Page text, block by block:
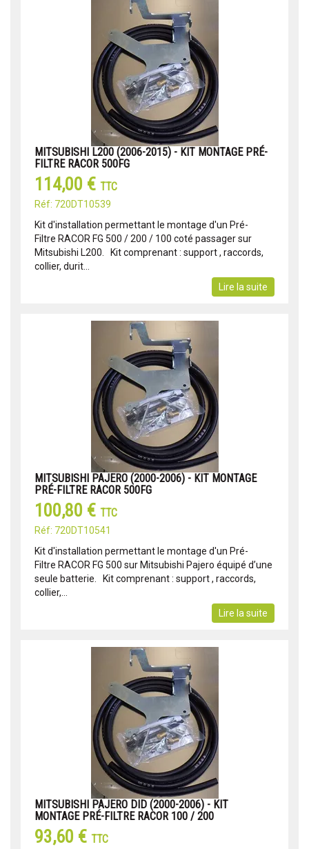
MITSUBISHI L200 (2006-2015) - KIT MONTAGE PRÉ-
FILTRE RACOR 500FG
114,00 € TTC
Réf: 720DT10539
Kit d'installation permettant le montage d'un Pré-
Filtre RACOR FG 500 / 200 / 100 coté passager sur
Mitsubishi L200. Kit comprenant : support , raccords,
collier, durit...
Lire la suite
MITSUBISHI PAJERO (2000-2006) - KIT MONTAGE
PRÉ-FILTRE RACOR 500FG
100,80 € TTC
Réf: 720DT10541
Kit d'installation permettant le montage d'un Pré-
Filtre RACOR FG 500 sur Mitsubishi Pajero équipé d’une
seule batterie. Kit comprenant : support , raccords,
collier,...
Lire la suite
MITSUBISHI PAJERO DID (2000-2006) - KIT
MONTAGE PRÉ-FILTRE RACOR 100 / 200
93,60 € TTC